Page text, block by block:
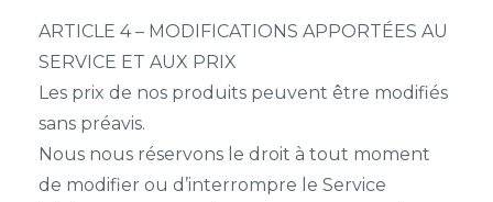
ARTICLE 4 – MODIFICATIONS APPORTÉES AU
SERVICE ET AUX PRIX
Les prix de nos produits peuvent être modifiés
sans préavis.
Nous nous réservons le droit à tout moment
de modifier ou d’interrompre le Service